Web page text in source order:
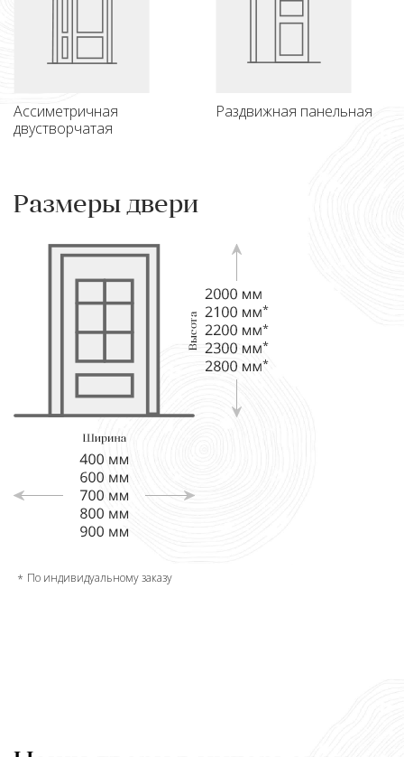
Ассиметричная
двустворчатая
Раздвижная панельная
Размеры двери
По индивидуальному заказу